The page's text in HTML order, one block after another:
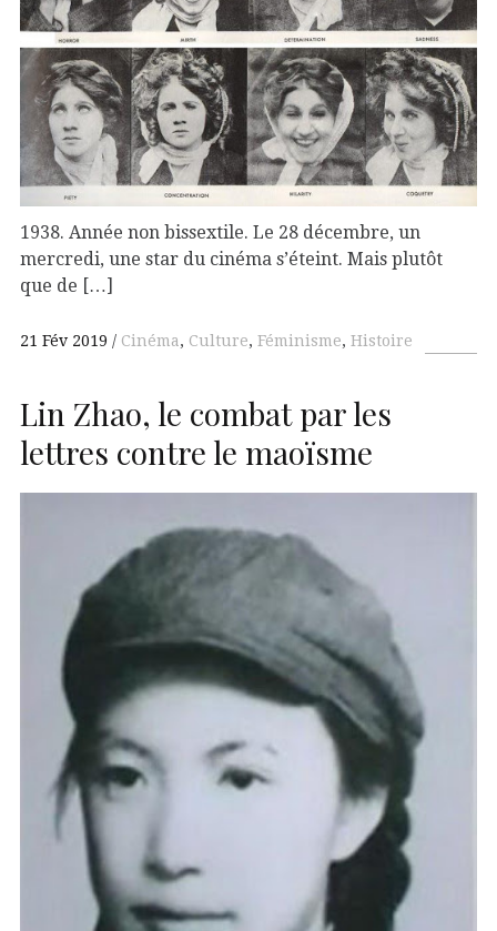
1938. Année non bissextile. Le 28 décembre, un
mercredi, une star du cinéma s’éteint. Mais plutôt
que de […]
21 Fév 2019 Cinéma, Culture, Féminisme, Histoire
Lin Zhao, le combat par les
lettres contre le maoïsme